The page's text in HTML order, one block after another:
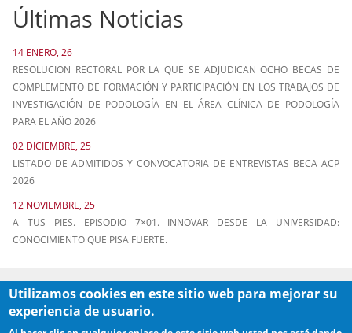
Últimas Noticias
14 ENERO, 26
RESOLUCION RECTORAL POR LA QUE SE ADJUDICAN OCHO BECAS DE
COMPLEMENTO DE FORMACIÓN Y PARTICIPACIÓN EN LOS TRABAJOS DE
INVESTIGACIÓN DE PODOLOGÍA EN EL ÁREA CLÍNICA DE PODOLOGÍA
PARA EL AÑO 2026
02 DICIEMBRE, 25
LISTADO DE ADMITIDOS Y CONVOCATORIA DE ENTREVISTAS BECA ACP
2026
12 NOVIEMBRE, 25
A TUS PIES. EPISODIO 7×01. INNOVAR DESDE LA UNIVERSIDAD:
CONOCIMIENTO QUE PISA FUERTE.
Utilizamos cookies en este sitio web para mejorar su
experiencia de usuario.